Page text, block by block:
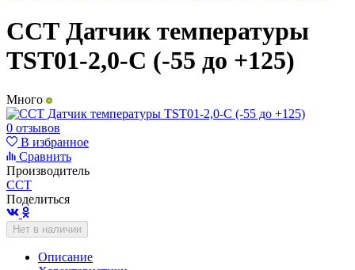
ССТ Датчик температуры
TST01-2,0-С (-55 до +125)
Много
0 отзывов
В избранное
Сравнить
Производитель
ССТ
Поделиться
Нет в наличии
Описание